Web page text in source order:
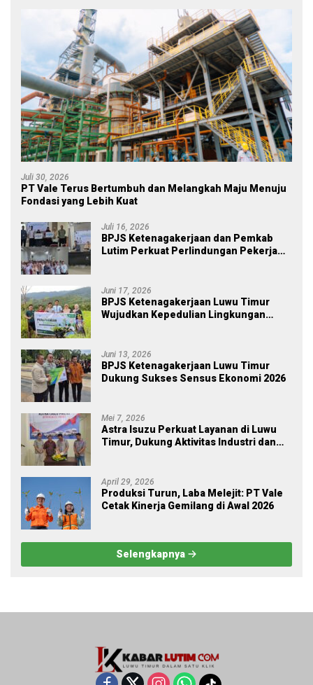
Juli 30, 2026
PT Vale Terus Bertumbuh dan Melangkah Maju Menuju
Fondasi yang Lebih Kuat
Juli 16, 2026
BPJS Ketenagakerjaan dan Pemkab
Lutim Perkuat Perlindungan Pekerja
Juni 17, 2026
BPJS Ketenagakerjaan Luwu Timur
Wujudkan Kepedulian Lingkungan
Juni 13, 2026
BPJS Ketenagakerjaan Luwu Timur
Dukung Sukses Sensus Ekonomi 2026
Mei 7, 2026
Astra Isuzu Perkuat Layanan di Luwu
Timur, Dukung Aktivitas Industri dan
April 29, 2026
Produksi Turun, Laba Melejit: PT Vale
Cetak Kinerja Gemilang di Awal 2026
Selengkapnya